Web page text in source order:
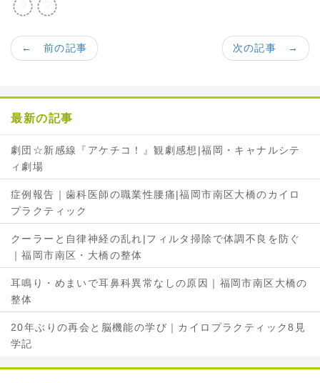
F
c
o
k
シ
ェ
T
i
t
r
で
ェ
次の記事 →
← 前の記事
最新の記事
劇団☆新感線『アケチコ！』観劇感想|福岡・キャナルシテ
ィ劇場
症例報告｜歯科医師の職業性腰痛|福岡市南区大橋のカイロ
プラクティック
クーラーと自律神経の乱れ|フィルタ掃除で体調不良を防ぐ
｜福岡市南区・大橋の整体
耳鳴り・めまいで耳鼻科異常なしの原因｜福岡市南区大橋の
整体
20年ぶりの再会と脳機能の学び｜カイロプラクティック8見
学記